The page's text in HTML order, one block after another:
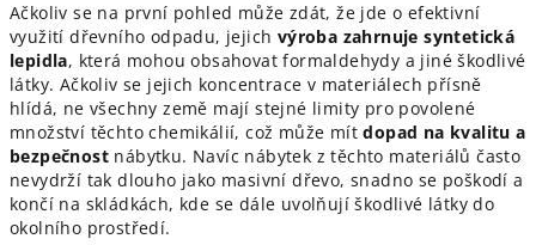
Ačkoliv se na první pohled může zdát, že jde o efektivní
využití dřevního odpadu, jejich výroba zahrnuje syntetická
lepidla, která mohou obsahovat formaldehydy a jiné škodlivé
látky. Ačkoliv se jejich koncentrace v materiálech přísně
hlídá, ne všechny země mají stejné limity pro povolené
množství těchto chemikálií, což může mítdopad na kvalitu a
bezpečnost nábytku. Navíc nábytek z těchto materiálů často
nevydrží tak dlouho jako masivní dřevo, snadno se poškodí a
končí na skládkách, kde se dále uvolňují škodlivé látky do
okolního prostředí.